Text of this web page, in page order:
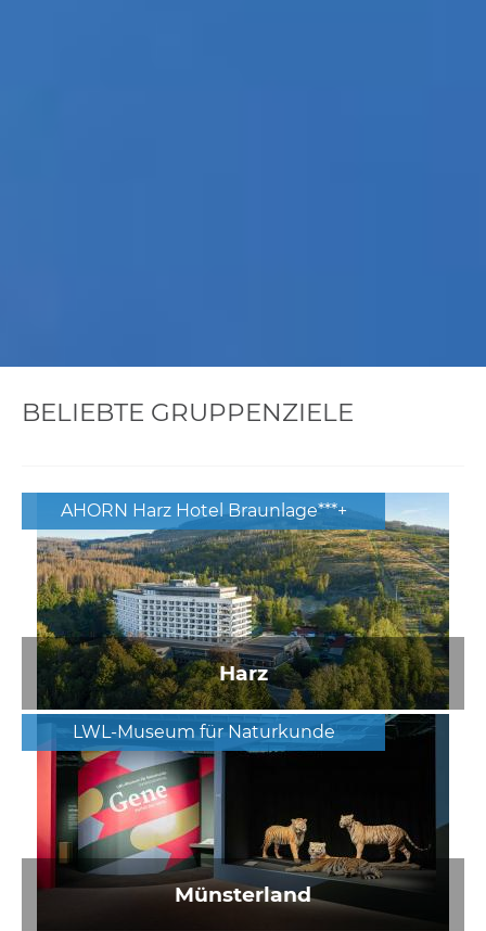
BELIEBTE GRUPPENZIELE
AHORN Harz Hotel Braunlage***+
Harz
LWL-Museum für Naturkunde
Münsterland